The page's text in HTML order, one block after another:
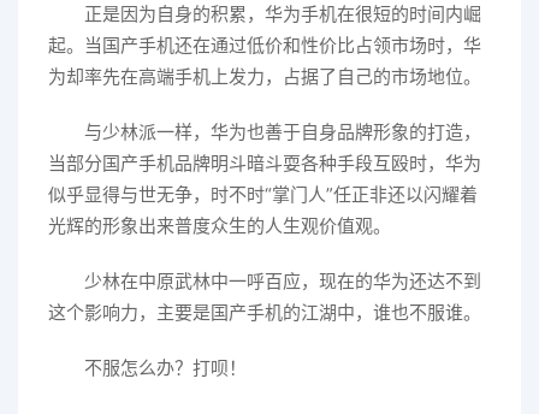
正是因为自身的积累，华为手机在很短的时间内崛
起。当国产手机还在通过低价和性价比占领市场时，华
为却率先在高端手机上发力，占据了自己的市场地位。
与少林派一样，华为也善于自身品牌形象的打造，
当部分国产手机品牌明斗暗斗耍各种手段互殴时，华为
似乎显得与世无争，时不时“掌门人”任正非还以闪耀着
光辉的形象出来普度众生的人生观价值观。
少林在中原武林中一呼百应，现在的华为还达不到
这个影响力，主要是国产手机的江湖中，谁也不服谁。
不服怎么办？打呗！